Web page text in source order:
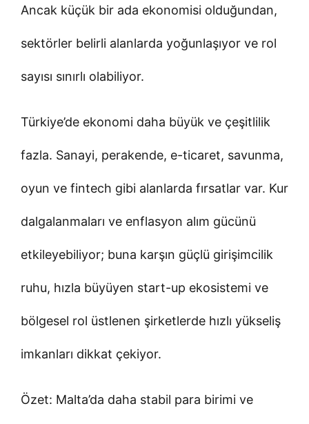
Ancak küçük bir ada ekonomisi olduğundan,
sektörler belirli alanlarda yoğunlaşıyor ve rol
sayısı sınırlı olabiliyor.
Türkiye’de ekonomi daha büyük ve çeşitlilik
fazla. Sanayi, perakende, e-ticaret, savunma,
oyun ve fintech gibi alanlarda fırsatlar var. Kur
dalgalanmaları ve enflasyon alım gücünü
etkileyebiliyor; buna karşın güçlü girişimcilik
ruhu, hızla büyüyen start-up ekosistemi ve
bölgesel rol üstlenen şirketlerde hızlı yükseliş
imkanları dikkat çekiyor.
Özet: Malta’da daha stabil para birimi ve